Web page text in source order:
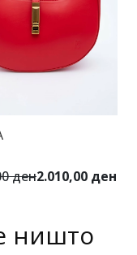
ден2.010,00 ден
ништо